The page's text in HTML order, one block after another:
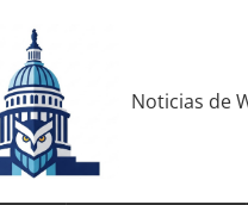
Noticias de